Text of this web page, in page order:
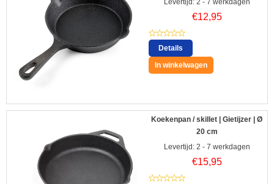
€12,95
Details
In winkelwagen
Koekenpan / skillet | Gietijzer | Ø
20 cm
Levertijd: 2 - 7 werkdagen
€15,95